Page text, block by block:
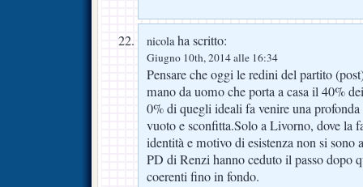
nicolaha scritto:
Giugno 10th, 2014 alle 16:34
Pensare che oggi le redini del partito
mano da uomo che porta a casa il 40%
0% di quegli ideali fa venire una profonda
vuoto e sconfitta.Solo a Livorno, dove la
identità e motivo di esistenza non si sono
PD di Renzi hanno ceduto il passo dopo
coerenti fino in fondo.